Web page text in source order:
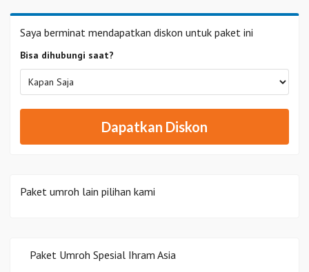
Saya berminat mendapatkan diskon untuk paket ini
Bisa dihubungi saat?
Dapatkan Diskon
Paket umroh lain pilihan kami
Paket Umroh Spesial Ihram Asia